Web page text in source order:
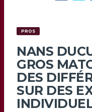
PROS
NANS
GROS
DES
SUR DES